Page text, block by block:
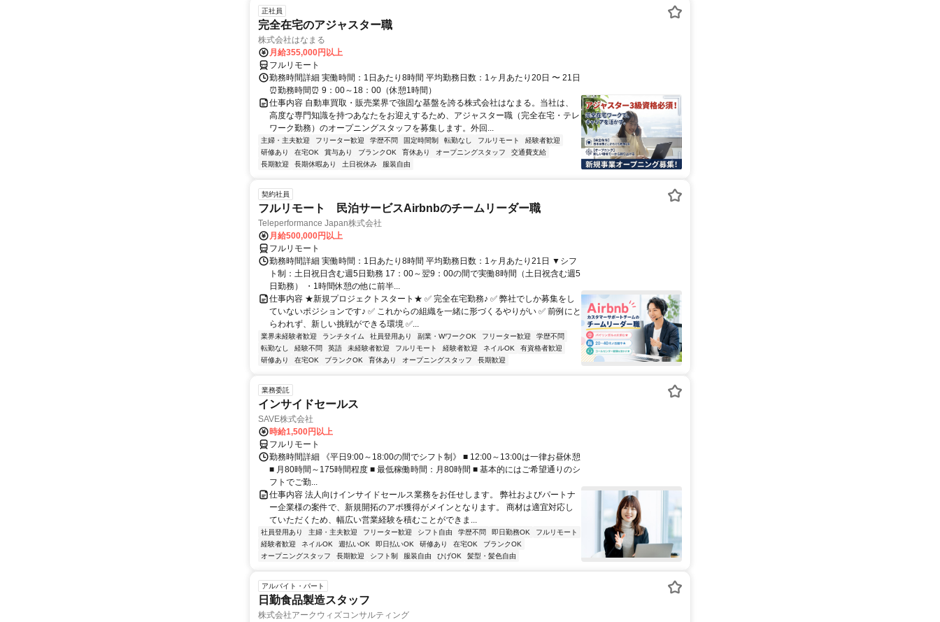
正社員
完全在宅のアジャスター職
株式会社はなまる
月給355,000円以上
フルリモート
勤務時間詳細 実働時間：1日あたり8時間 平均勤務日数：1ヶ月あたり20日 〜 21日
⏰勤務時間⏰ 9：00～18：00（休憩1時間）
仕事内容 自動車買取・販売業界で強固な基盤を誇る株式会社はなまる。当社は、
高度な専門知識を持つあなたをお迎えするため、アジャスター職（完全在宅・テレ
ワーク勤務）のオープニングスタッフを募集します。外回...
主婦・主夫歓迎 フリーター歓迎 学歴不問 固定時間制 転勤なし フルリモート
経験者歓迎
研修あり
在宅OK 賞与あり ブランクOK 育休あり オープニングスタッフ
交通費支給
長期歓迎
長期休暇あり 土日祝休み 服装自由
契約社員
フルリモート 民泊サービスAirbnbのチームリーダー職
Teleperformance Japan株式会社
月給500,000円以上
フルリモート
勤務時間詳細 実働時間：1日あたり8時間 平均勤務日数：1ヶ月あたり21日 ▼シフ
ト制：土日祝日含む週5日勤務 17：00～翌9：00の間で実働8時間（土日祝含む週5
日勤務） ・1時間休憩の他に前半...
仕事内容 ★新規プロジェクトスタート★ ✅ 完全在宅勤務♪ ✅ 弊社でしか募集をし
ていないポジションです♪ ✅ これからの組織を一緒に形づくるやりがい ✅ 前例にと
らわれず、新しい挑戦ができる環境 ✅...
業界未経験者歓迎 ランチタイム 社員登用あり 副業・WワークOK フリーター歓迎
学歴不問
転勤なし
経験不問 英語 未経験者歓迎 フルリモート 経験者歓迎 ネイルOK
有資格者歓迎
研修あり
在宅OK ブランクOK 育休あり オープニングスタッフ 長期歓迎
業務委託
インサイドセールス
SAVE株式会社
時給1,500円以上
フルリモート
勤務時間詳細 《平日9:00～18:00の間でシフト制》 ■ 12:00～13:00は一律お昼休憩
■ 月80時間～175時間程度 ■ 最低稼働時間：月80時間 ■ 基本的にはご希望通りのシ
フトでご勤...
仕事内容 法人向けインサイドセールス業務をお任せします。 弊社およびパートナ
ー企業様の案件で、新規開拓のアポ獲得がメインとなります。 商材は適宜対応し
ていただくため、幅広い営業経験を積むことができま...
社員登用あり 主婦・主夫歓迎 フリーター歓迎 シフト自由 学歴不問 即日勤務OK
フルリモート
経験者歓迎
ネイルOK 週払いOK 即日払いOK 研修あり 在宅OK
ブランクOK
オープニングスタッフ
長期歓迎 シフト制 服装自由 ひげOK 髪型・髪色自由
アルバイト・パート
日勤食品製造スタッフ
株式会社アークウィズコンサルティング